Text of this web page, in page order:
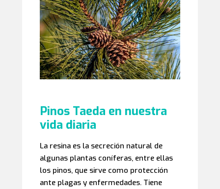
Pinos Taeda en nuestra
vida diaria
La resina es la secreción natural de
algunas plantas coníferas, entre ellas
los pinos, que sirve como protección
ante plagas y enfermedades. Tiene